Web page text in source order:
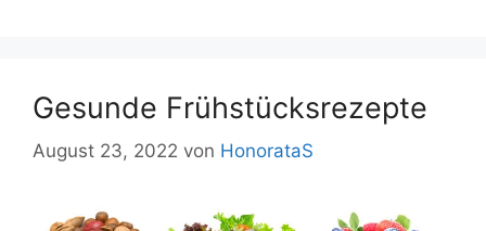
Gesunde Frühstücksrezepte
August 23, 2022 von HonorataS